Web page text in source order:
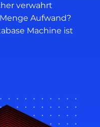
verwahrt
Aufwand?
Machine ist